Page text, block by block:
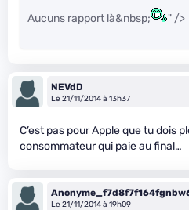
Aucuns rapport là&nbsp; " />
NEVdD
Le 21/11/2014 à 13h37
C’est pas pour Apple que tu dois
consommateur qui paie au final…
Le 21/11/2014 à 19h09